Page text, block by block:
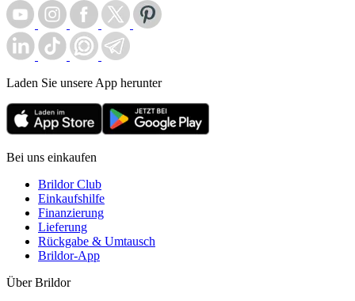
Laden Sie unsere App herunter
Bei uns einkaufen
Brildor Club
Einkaufshilfe
Finanzierung
Lieferung
Rückgabe & Umtausch
Brildor-App
Über Brildor